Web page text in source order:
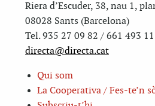
Riera d’Escuder, 38, nau 1,
08028 Sants (Barcelona)
Tel. 935 27 09 82 / 661 493
directa@directa.cat
Qui som
La Cooperativa / Fes-te’n